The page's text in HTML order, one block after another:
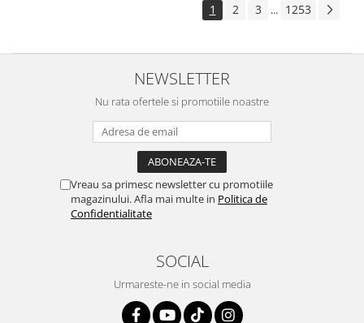
1 2 3 ... 1253
NEWSLETTER
Nu rata ofertele si promotiile noastre
Vreau sa primesc newsletter cu promotiile
magazinului. Afla mai multe in Politica de
Confidentialitate
SOCIAL
Urmareste-ne in social media